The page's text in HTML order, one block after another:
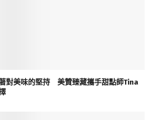
對美味的堅持 美贊臻藏攜手甜點師Tina